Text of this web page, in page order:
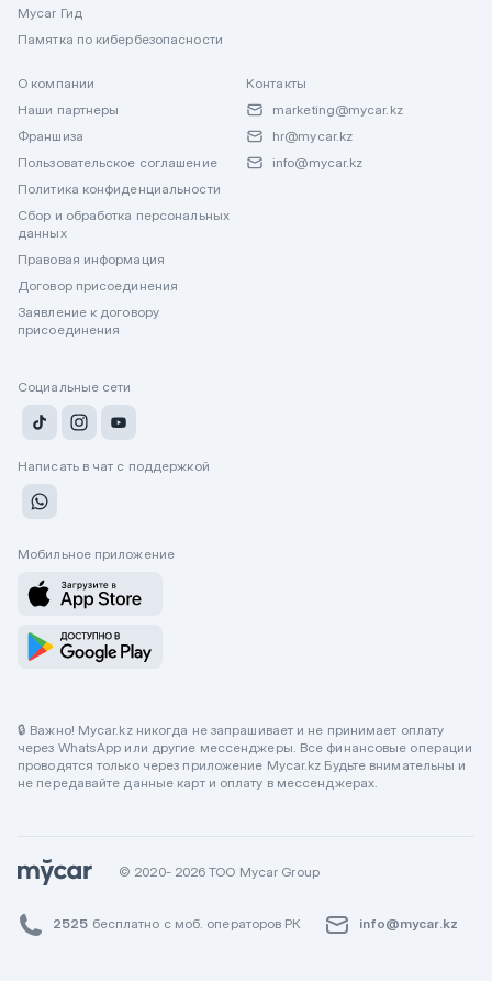
Mycar Гид
Памятка по кибербезопасности
О компании
Наши партнеры
Франшиза
Пользовательское соглашение
Политика конфиденциальности
Сбор и обработка персональных
данных
Правовая информация
Договор присоединения
Заявление к договору
присоединения
Контакты
marketing@mycar.kz
hr@mycar.kz
info@mycar.kz
Социальные сети
Написать в чат с поддержкой
Мобильное приложение
🔒 Важно! Mycar.kz никогда не запрашивает и не принимает оплату
через WhatsApp или другие мессенджеры. Все финансовые операции
проводятся только через приложение Mycar.kz Будьте внимательны и
не передавайте данные карт и оплату в мессенджерах.
© 2020- 2026 ТОО Mycar Group
2525 бесплатно с моб. операторов РК info@mycar.kz